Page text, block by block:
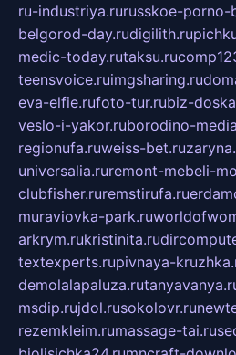
ru-industriya.rurusskoe-porno-
belgorod-day.rudigilith.ru
medic-today.rutaksu.ru
teensvoice.ruimgsharing.ru
eva-elfie.rufoto-tur.rubiz-
veslo-i-yakor.ruborodino-
regionufa.ruweiss-bet.ru
universalia.ruremont-mebeli-
clubfisher.ruremstirufa.ru
muraviovka-park.ru
arkrym.rukristinita.ru
textexperts.rupivnaya-
demolalapaluza.ru
msdip.rujdol.rusokolovr.ru
rezemkleim.rumassage-tai.ru